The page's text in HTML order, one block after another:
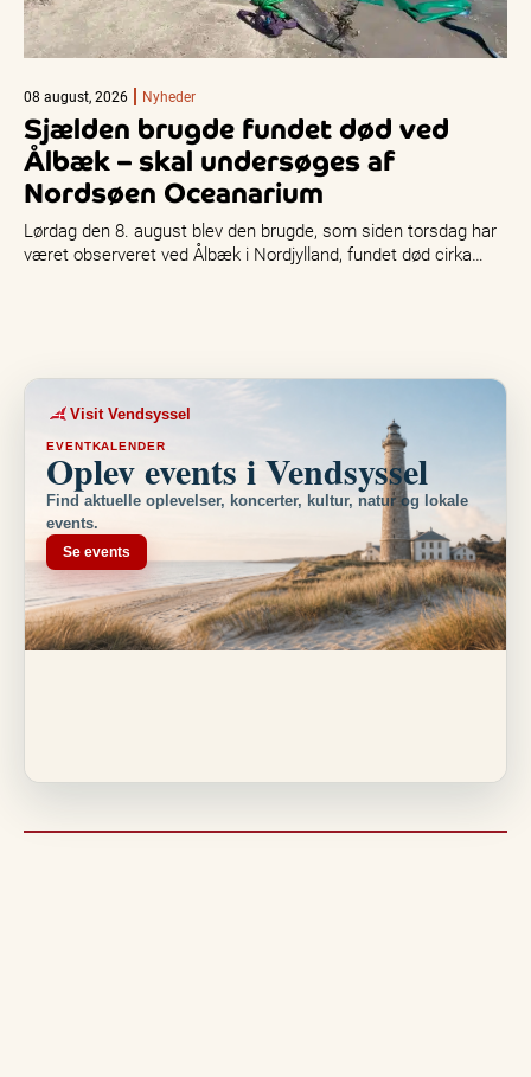
08 august, 2026 Nyheder
Sjælden brugde fundet død ved
Ålbæk – skal undersøges af
Nordsøen Oceanarium
Lørdag den 8. august blev den brugde, som siden torsdag har
været observeret ved Ålbæk i Nordjylland, fundet død cirka…
Visit Vendsyssel
EVENTKALENDER
Oplev events i Vendsyssel
Find aktuelle oplevelser, koncerter, kultur, natur og lokale
events.
Se events